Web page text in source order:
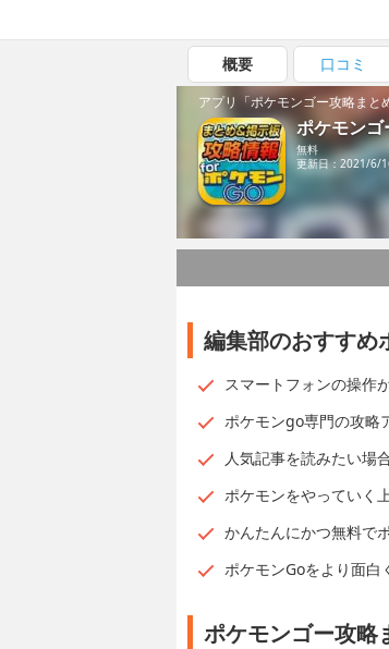
概要 口コミ
アプリ「ポケモンゴー攻略ま
ポケモン
無料
更新日：2021/6/
編集部のおすすめ
スマートフォンの操作
ポケモンgo専門の攻略
人気記事を読みたい場
ポケモンをやっていく
かんたんにかつ無料で
ポケモンGoをより面白
ポケモンゴー攻略